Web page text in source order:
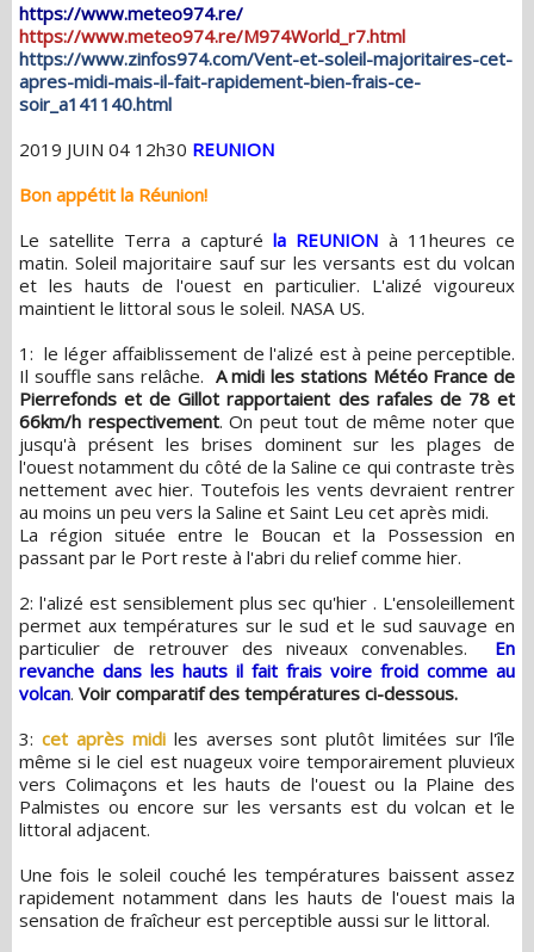
https://www.meteo974.re/
https://www.meteo974.re/M974World_r7.html
https://www.zinfos974.com/Vent-et-soleil-majoritaires-cet-
apres-midi-mais-il-fait-rapidement-bien-frais-ce-
soir_a141140.html
2019 JUIN 04 12h30 REUNION
Bon appétit la Réunion!
Le satellite Terra a capturéla REUNION à 11heures ce
matin. Soleil majoritaire sauf sur les versants est du volcan
et les hauts de l'ouest en particulier. L'alizé vigoureux
maintient le littoral sous le soleil. NASA US.
1: le léger affaiblissement de l'alizé est à peine perceptible.
Il souffle sans relâche. A midi les stations Météo France de
Pierrefonds et de Gillot rapportaient des rafales de 78 et
66km/h respectivement. On peut tout de même noter que
jusqu'à présent les brises dominent sur les plages de
l'ouest notamment du côté de la Saline ce qui contraste très
nettement avec hier. Toutefois les vents devraient rentrer
au moins un peu vers la Saline et Saint Leu cet après midi.
La région située entre le Boucan et la Possession en
passant par le Port reste à l'abri du relief comme hier.
2: l'alizé est sensiblement plus sec qu'hier . L'ensoleillement
permet aux températures sur le sud et le sud sauvage en
particulier de retrouver des niveaux convenables. En
revanche dans les hauts il fait frais voire froid comme au
volcan. Voir comparatif des températures ci-dessous.
3: cet après midiles averses sont plutôt limitées sur l'île
même si le ciel est nuageux voire temporairement pluvieux
vers Colimaçons et les hauts de l'ouest ou la Plaine des
Palmistes ou encore sur les versants est du volcan et le
littoral adjacent.
Une fois le soleil couché les températures baissent assez
rapidement notamment dans les hauts de l'ouest mais la
sensation de fraîcheur est perceptible aussi sur le littoral.